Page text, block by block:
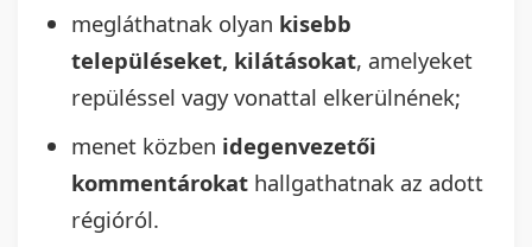
megláthatnak olyan kisebb
településeket, kilátásokat, amelyeket
repüléssel vagy vonattal elkerülnének;
menet közben idegenvezetői
kommentárokat hallgathatnak az adott
régióról.